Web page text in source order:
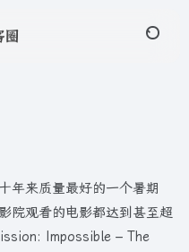
年来质量最好的一个暑期
院观看的电影都达到甚至超
Impossible – The